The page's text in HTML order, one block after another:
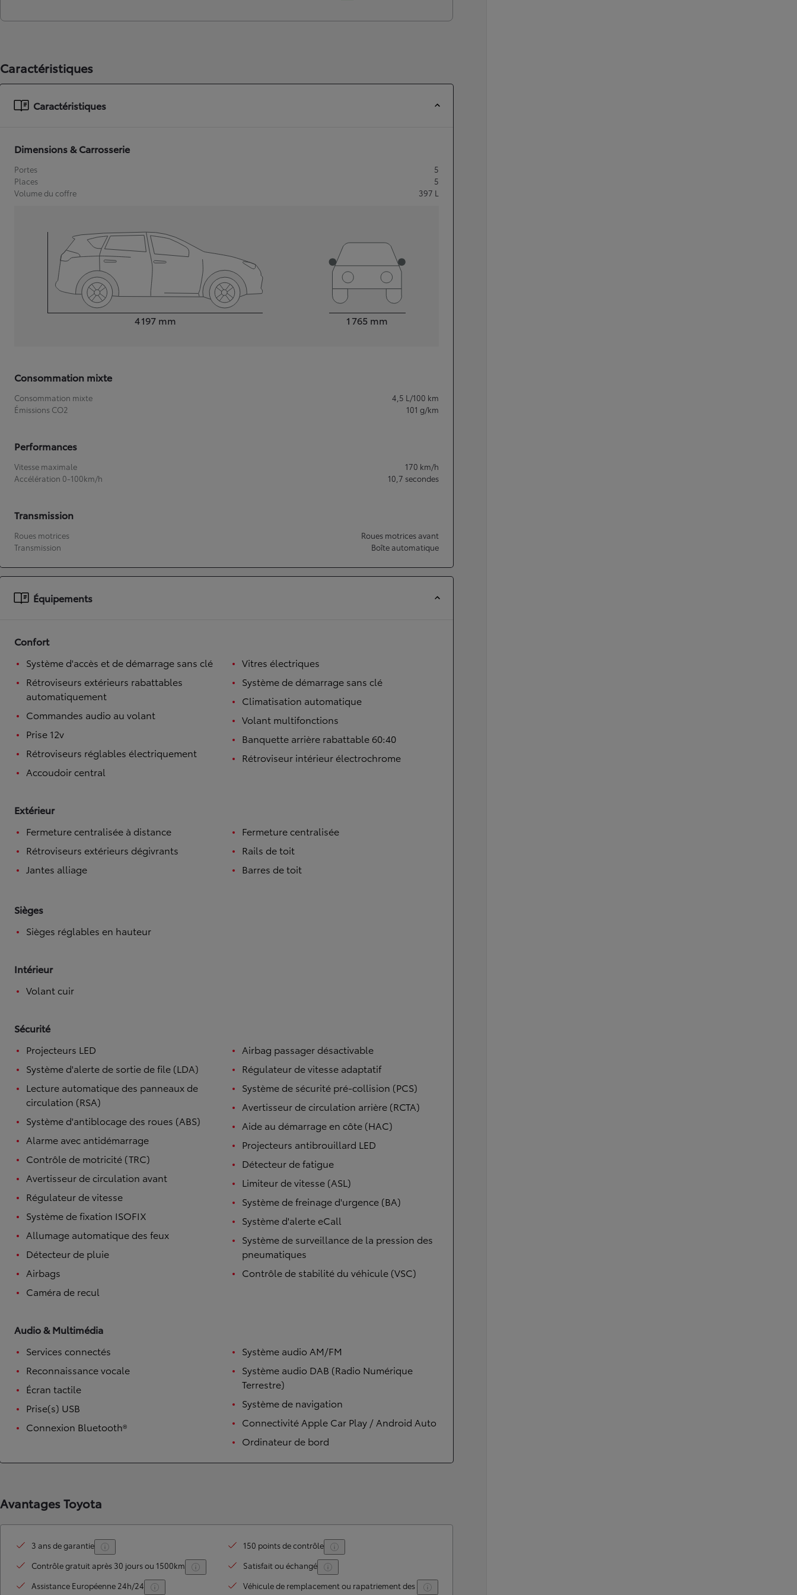
À partir de 19 700 €
Nouvelle Yaris Cross
HYBRIDE
Caractéristiques
Caractéristiques
Dimensions & Carrosserie
Portes
5
Places
5
Volume du coffre
397 L
4 197 mm 1 765 mm
Consommation mixte
Consommation mixte 4,5 L/100 km
Émissions CO2
101 g/km
Performances
Vitesse maximale 170 km/h
Accélération 0-100km/h
10,7 secondes
Transmission
Roues motrices
Roues motrices avant
Transmission
Boîte automatique
Équipements
Confort
Système d'accès et de démarrage sans clé
Rétroviseurs extérieurs rabattables
automatiquement
Commandes audio au volant
Prise 12v
Rétroviseurs réglables électriquement
Accoudoir central
Vitres électriques
Système de démarrage sans clé
Climatisation automatique
Volant multifonctions
Banquette arrière rabattable 60:40
Rétroviseur intérieur électrochrome
Extérieur
Fermeture centralisée à distance
Rétroviseurs extérieurs dégivrants
Jantes alliage
Fermeture centralisée
Rails de toit
Barres de toit
Sièges
Sièges réglables en hauteur
Intérieur
Volant cuir
Sécurité
Projecteurs LED
Système d'alerte de sortie de file (LDA)
Lecture automatique des panneaux de
circulation (RSA)
Système d'antiblocage des roues (ABS)
Alarme avec antidémarrage
Contrôle de motricité (TRC)
Avertisseur de circulation avant
Régulateur de vitesse
Système de fixation ISOFIX
Allumage automatique des feux
Détecteur de pluie
Airbags
Caméra de recul
Airbag passager désactivable
Régulateur de vitesse adaptatif
Système de sécurité pré-collision (PCS)
Avertisseur de circulation arrière (RCTA)
Aide au démarrage en côte (HAC)
Projecteurs antibrouillard LED
Détecteur de fatigue
Limiteur de vitesse (ASL)
Système de freinage d'urgence (BA)
Système d'alerte eCall
Système de surveillance de la pression des
pneumatiques
Contrôle de stabilité du véhicule (VSC)
Audio & Multimédia
Services connectés
Reconnaissance vocale
Écran tactile
Prise(s) USB
Connexion Bluetooth®
Système audio AM/FM
Système audio DAB (Radio Numérique
Terrestre)
Système de navigation
Connectivité Apple Car Play / Android Auto
Ordinateur de bord
Avantages Toyota
3 ans de garantie
150 points de contrôle
Contrôle gratuit après 30 jours ou 1500km
Satisfait ou échangé
Assistance Européenne 24h/24
Véhicule de remplacement ou rapatriement des